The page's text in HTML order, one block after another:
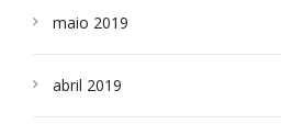
maio 2019
abril 2019